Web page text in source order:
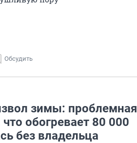
Обсудить
зимы: проблемная
обогревает 80 000
без владельца